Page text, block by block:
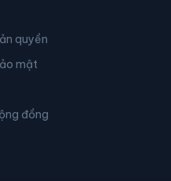
quyền
mật
đồng